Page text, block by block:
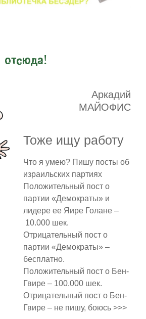
отсюда!
Аркадий
МАЙОФИС
Тоже ищу работу
Что я умею? Пишу посты об
израильских партиях
Положительный пост о
партии «Демократы» и
лидере ее Яире Голане –
10.000 шек.
Отрицательный пост о
партии «Демократы» –
бесплатно.
Положительный пост о Бен-
Гвире – 100.000 шек.
Отрицательный пост о Бен-
Гвире – не пишу, боюсь >>>